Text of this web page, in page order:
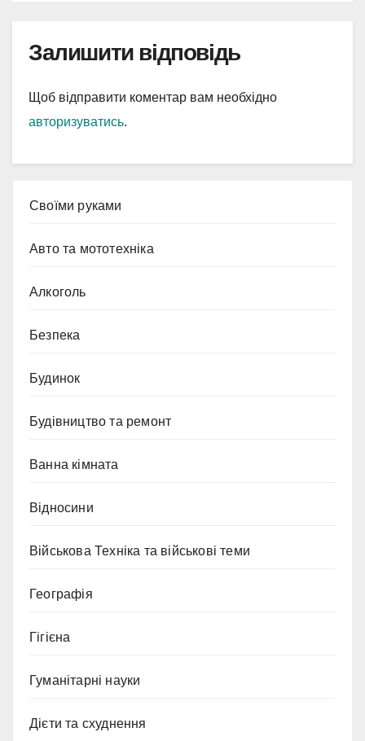
Залишити відповідь
Щоб відправити коментар вам необхідно
авторизуватись.
Cвоїми руками
Авто та мототехніка
Алкоголь
Безпека
Будинок
Будівництво та ремонт
Ванна кімната
Відносини
Військова Техніка та військові теми
Географія
Гігієна
Гуманітарні науки
Дієти та схуднення